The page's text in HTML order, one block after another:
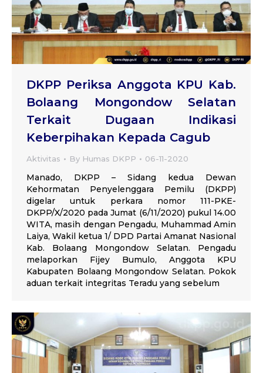
DKPP Periksa Anggota KPU Kab.
Bolaang Mongondow Selatan
Terkait Dugaan Indikasi
Keberpihakan Kepada Cagub
Aktivitas By Humas DKPP 06-11-2020
Manado, DKPP – Sidang kedua Dewan
Kehormatan Penyelenggara Pemilu (DKPP)
digelar untuk perkara nomor 111-PKE-
DKPP/X/2020 pada Jumat (6/11/2020) pukul 14.00
WITA, masih dengan Pengadu, Muhammad Amin
Laiya, Wakil ketua 1/ DPD Partai Amanat Nasional
Kab. Bolaang Mongondow Selatan. Pengadu
melaporkan Fijey Bumulo, Anggota KPU
Kabupaten Bolaang Mongondow Selatan. Pokok
aduan terkait integritas Teradu yang sebelum